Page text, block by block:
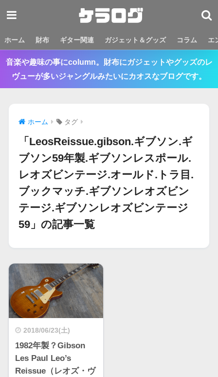
ホーム 財布 ギター関連 ガジェット＆グッズ コラム エ
音楽や趣味の事にcolumn。財布にガジェットやグッズのレ
ヴューが多いジャングルみたいにカオスなブログです。
ホーム タグ
「LeosReissue.gibson.ギブソン.ギ
ブソン59年製.ギブソンレスポール.
レオズビンテージ.オールド.トラ目.
ブックマッチ.ギブソンレオズビン
テージ.ギブソンレオズビンテージ
59」の記事一覧
2018/06/23(土)
1982年製？Gibson
Les Paul Leo’s
Reissue（レオズ・ヴ